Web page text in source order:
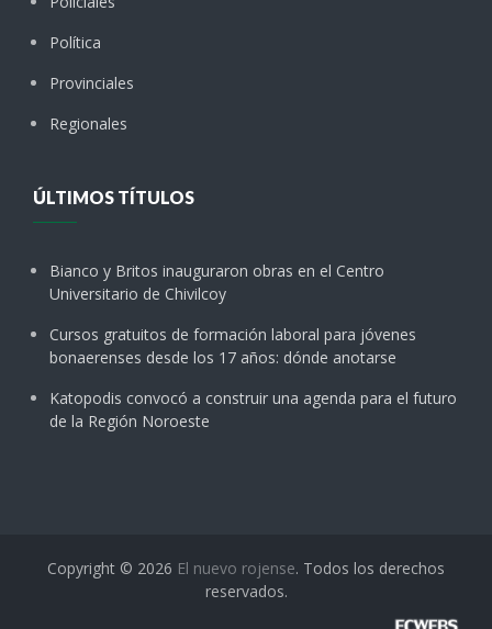
Política
Provinciales
Regionales
ÚLTIMOS TÍTULOS
Bianco y Britos inauguraron obras en el Centro
Universitario de Chivilcoy
Cursos gratuitos de formación laboral para jóvenes
bonaerenses desde los 17 años: dónde anotarse
Katopodis convocó a construir una agenda para el futuro
de la Región Noroeste
Copyright © 2026 El nuevo rojense. Todos los derechos
reservados.